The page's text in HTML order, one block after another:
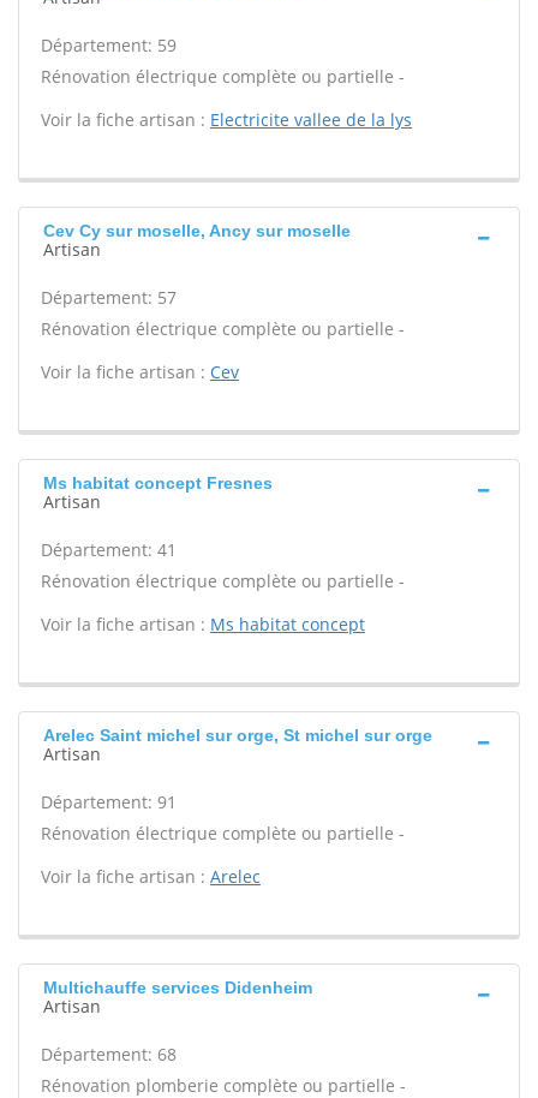
Département: 59
Rénovation électrique complète ou partielle -
Voir la fiche artisan : Electricite vallee de la lys
Cev Cy sur moselle, Ancy sur moselle
Artisan
Département: 57
Rénovation électrique complète ou partielle -
Voir la fiche artisan : Cev
Ms habitat concept Fresnes
Artisan
Département: 41
Rénovation électrique complète ou partielle -
Voir la fiche artisan : Ms habitat concept
Arelec Saint michel sur orge, St michel sur orge
Artisan
Département: 91
Rénovation électrique complète ou partielle -
Voir la fiche artisan : Arelec
Multichauffe services Didenheim
Artisan
Département: 68
Rénovation plomberie complète ou partielle -